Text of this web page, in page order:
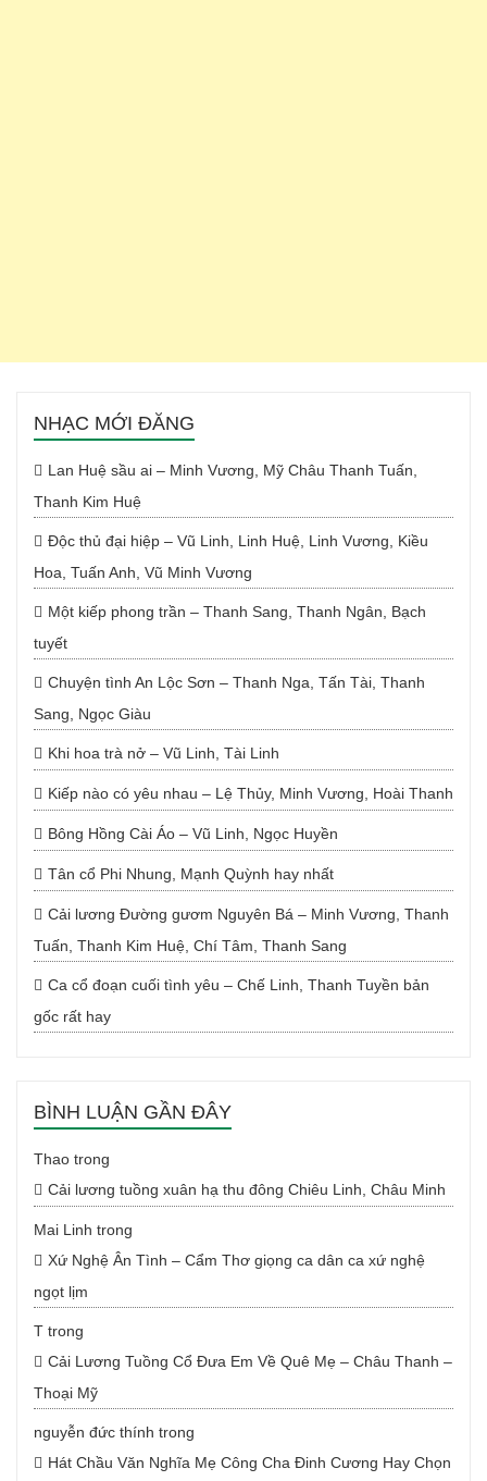
NHẠC MỚI ĐĂNG
Lan Huệ sầu ai – Minh Vương, Mỹ Châu Thanh Tuấn,
Thanh Kim Huệ
Độc thủ đại hiệp – Vũ Linh, Linh Huệ, Linh Vương, Kiều
Hoa, Tuấn Anh, Vũ Minh Vương
Một kiếp phong trần – Thanh Sang, Thanh Ngân, Bạch
tuyết
Chuyện tình An Lộc Sơn – Thanh Nga, Tấn Tài, Thanh
Sang, Ngọc Giàu
Khi hoa trà nở – Vũ Linh, Tài Linh
Kiếp nào có yêu nhau – Lệ Thủy, Minh Vương, Hoài Thanh
Bông Hồng Cài Áo – Vũ Linh, Ngọc Huyền
Tân cổ Phi Nhung, Mạnh Quỳnh hay nhất
Cải lương Đường gươm Nguyên Bá – Minh Vương, Thanh
Tuấn, Thanh Kim Huệ, Chí Tâm, Thanh Sang
Ca cổ đoạn cuối tình yêu – Chế Linh, Thanh Tuyền bản
gốc rất hay
BÌNH LUẬN GẦN ĐÂY
Thao trong
Cải lương tuồng xuân hạ thu đông Chiêu Linh, Châu Minh
Mai Linh trong
Xứ Nghệ Ân Tình – Cẩm Thơ giọng ca dân ca xứ nghệ
ngọt lịm
T trong
Cải Lương Tuồng Cổ Đưa Em Về Quê Mẹ – Châu Thanh –
Thoại Mỹ
nguyễn đức thính trong
Hát Chầu Văn Nghĩa Mẹ Công Cha Đinh Cương Hay Chọn